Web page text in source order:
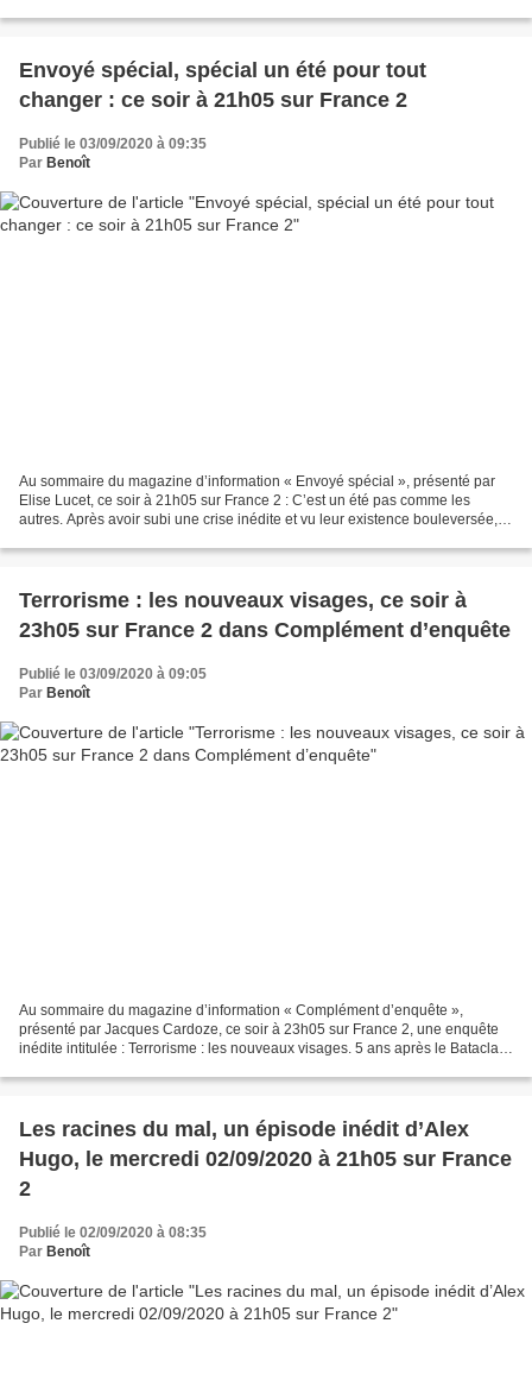
Envoyé spécial, spécial un été pour tout
changer : ce soir à 21h05 sur France 2
Publié le 03/09/2020 à 09:35
Par Benoît
Au sommaire du magazine d’information « Envoyé spécial », présenté par
Elise Lucet, ce soir à 21h05 sur France 2 : C’est un été pas comme les
autres. Après avoir subi une crise inédite et vu leur existence bouleversée,
Terrorisme : les nouveaux visages, ce soir à
23h05 sur France 2 dans Complément d’enquête
Publié le 03/09/2020 à 09:05
Par Benoît
Au sommaire du magazine d’information « Complément d’enquête »,
présenté par Jacques Cardoze, ce soir à 23h05 sur France 2, une enquête
inédite intitulée : Terrorisme : les nouveaux visages. 5 ans après le Bataclan
Les racines du mal, un épisode inédit d’Alex
Hugo, le mercredi 02/09/2020 à 21h05 sur France
2
Publié le 02/09/2020 à 08:35
Par Benoît